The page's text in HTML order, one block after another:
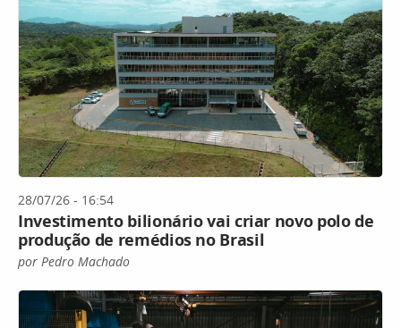
28/07/26 - 16:54
Investimento bilionário vai criar novo polo de
produção de remédios no Brasil
por Pedro Machado